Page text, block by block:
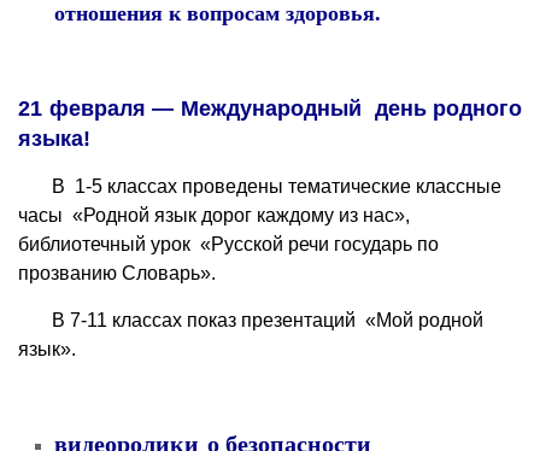
отношения к вопросам здоровья.
21 февраля — Международный день родного
языка!
В 1-5 классах проведены тематические классные
часы «Родной язык дорог каждому из нас»,
библиотечный урок «Русской речи государь по
прозванию Словарь».
В 7-11 классах показ презентаций «Мой родной
язык».
видеоролики о безопасности